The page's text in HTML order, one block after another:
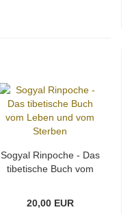
Sogyal Rinpoche - Das
tibetische Buch vom
20,00 EUR